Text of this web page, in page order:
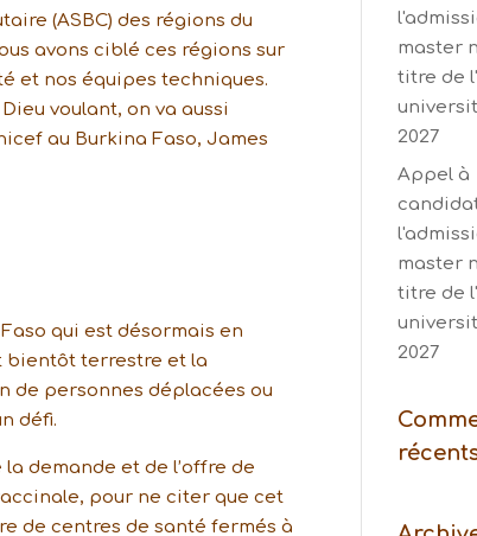
(ASBC) des régions du
avons ciblé ces régions sur
et nos équipes techniques.
voulant, on va aussi
au Burkina Faso, James
qui est désormais en
bientôt terrestre et la
de personnes déplacées ou
défi.
demande et de l’offre de
pour ne citer que cet
de centres de santé fermés à
master
titre de
2027
Appel à
master
titre de
2027